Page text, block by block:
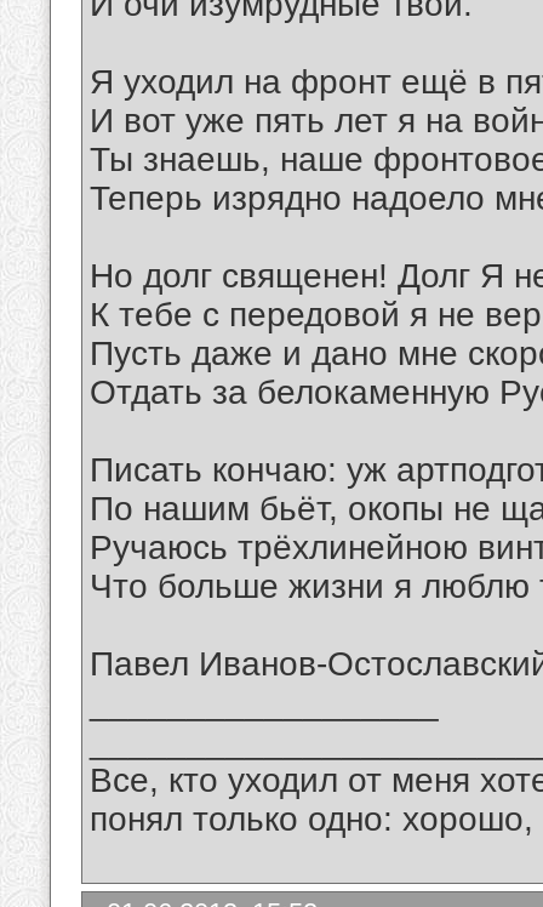
Я уходил на фронт ещё в
И вот уже пять лет я на
Ты знаешь, наше
Теперь изрядно надоело
Но долг священен! Долг Я
К тебе с передовой я не
Пусть даже и дано мне
Отдать за белокаменную
Писать кончаю: уж
По нашим бьёт, окопы не
Ручаюсь трёхлинейною
Что больше жизни я люблю
Павел Иванов-
Все, кто уходил от меня
понял только одно: